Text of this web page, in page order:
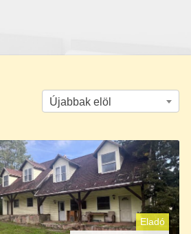
Újabbak elöl
Eladó